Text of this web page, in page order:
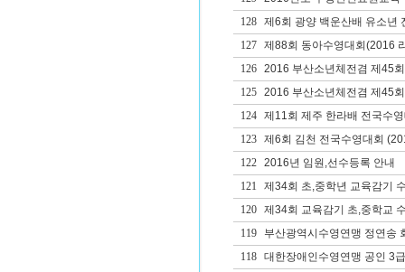
128
제6회 광양 백운산배 유소년
127
제88회 동아수영대회(2016
126
2016 부산소년체전겸 제45
125
2016 부산소년체전겸 제45
124
제11회 제주 한라배 전국수
123
제6회 김천 전국수영대회
122
2016년 임원,선수등록 안내
121
제34회 초,중학년 교육감기
120
제34회 교육감기 초,중학교
119
부산광역시수영연맹 정연송
118
대한장애인수영연맹 공인 3